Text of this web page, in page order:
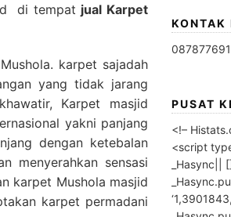
di tempat jual Karpet
karpet sajadah
yang tidak jarang
Karpet masjid
yakni panjang
dengan ketebalan
menyerahkan sensasi
karpet Mushola masjid
karpet permadani
KONTAK
PUSAT
<!–
<script
_Hasync||